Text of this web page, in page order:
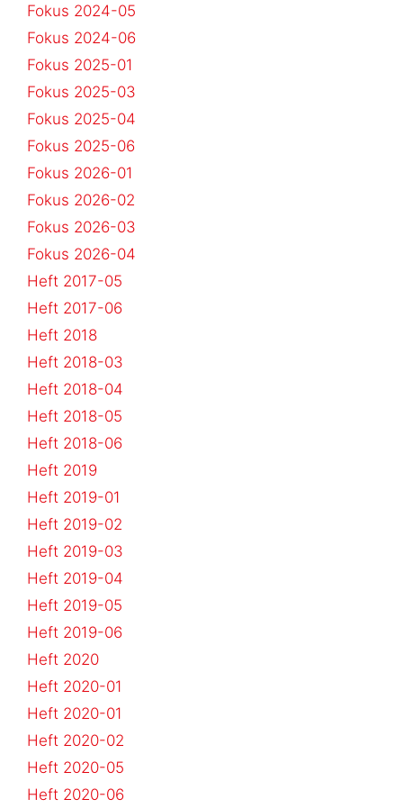
Fokus 2024-05
Fokus 2024-06
Fokus 2025-01
Fokus 2025-03
Fokus 2025-04
Fokus 2025-06
Fokus 2026-01
Fokus 2026-02
Fokus 2026-03
Fokus 2026-04
Heft 2017-05
Heft 2017-06
Heft 2018
Heft 2018-03
Heft 2018-04
Heft 2018-05
Heft 2018-06
Heft 2019
Heft 2019-01
Heft 2019-02
Heft 2019-03
Heft 2019-04
Heft 2019-05
Heft 2019-06
Heft 2020
Heft 2020-01
Heft 2020-01
Heft 2020-02
Heft 2020-05
Heft 2020-06